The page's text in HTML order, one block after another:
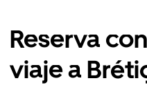
Reserva
viaje a